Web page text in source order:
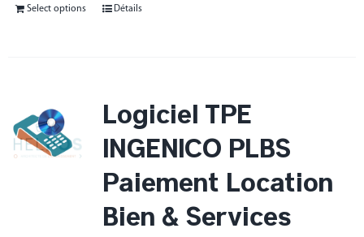
Select options Détails
Logiciel TPE
INGENICO PLBS
Paiement Location
Bien & Services